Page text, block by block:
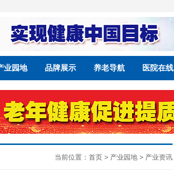
业园地 品牌展示 养老导航 医院在线
当前位置： 首页 > 产业园地 > 产业资讯